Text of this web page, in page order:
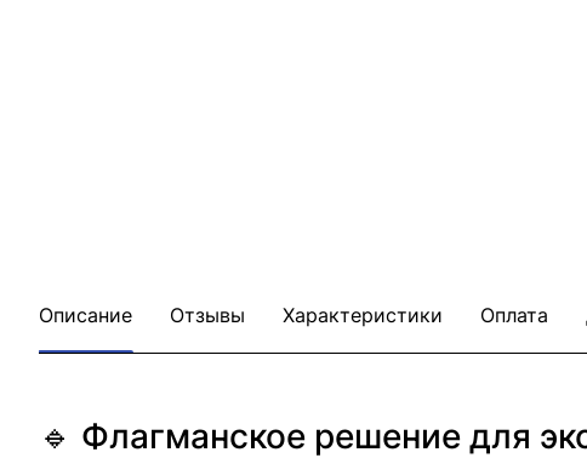
Описание Отзывы Характеристики Оплата
🔹 Флагманское решение для